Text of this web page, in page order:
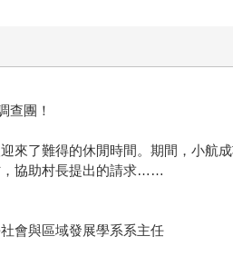
查團！
來了難得的休閒時間。期間，小航
，協助村長提出的請求……
會與區域發展學系系主任